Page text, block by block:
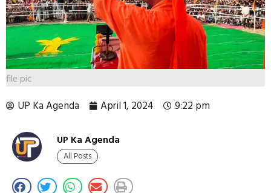
file pic
UP Ka Agenda April 1, 2024 9:22 pm
UP Ka Agenda
All Posts